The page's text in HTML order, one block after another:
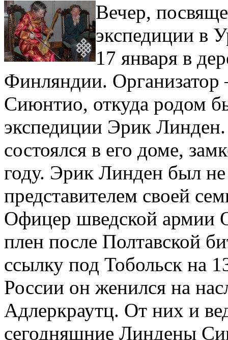
Вечер,
экспедиции в
17 января в
Финляндии.
Сиюнтио, откуда родом
экспедиции Эрик Линден.
состоялся в его доме,
году. Эрик Линден был
представителем своей
Офицер шведской армии
плен после Полтавской
ссылку под Тобольск на
России он женился на
Адлеркраутц. От них и
сегодняшние Линдены